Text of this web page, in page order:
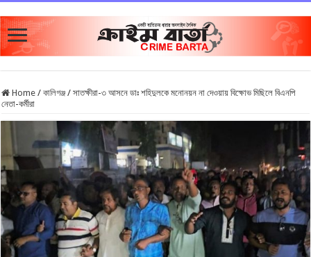
Home / কালিগঞ্জ / সাতক্ষীরা-৩ আসনে ডাঃ শহিদুলকে মনোনয়ন না দেওয়ায় বিক্ষোভ মিছিলে বিএনপি
নেতা-কর্মীরা